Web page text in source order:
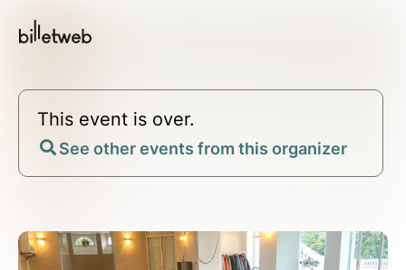
This event is over.
See other events from this organizer